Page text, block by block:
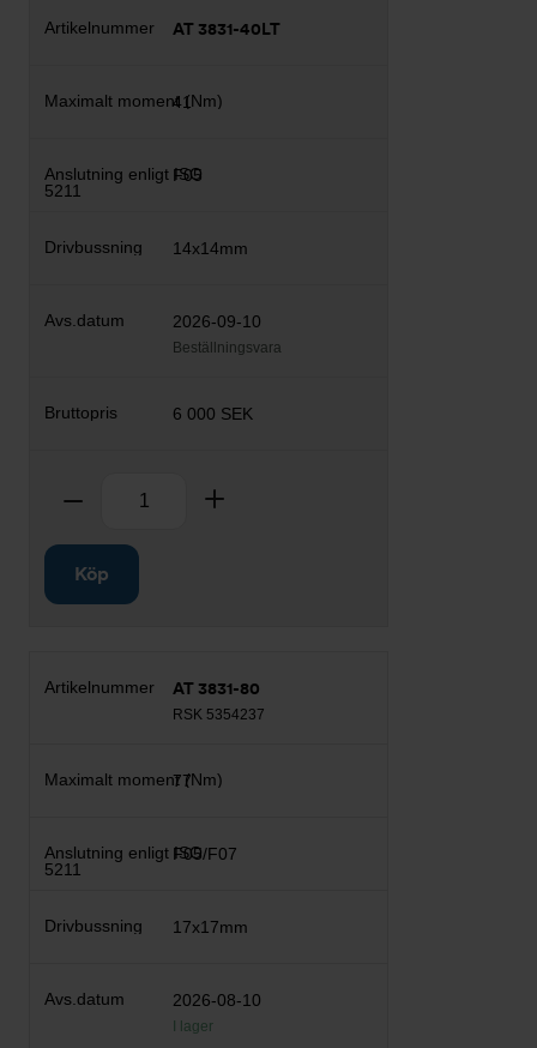
AT 3831-40LT
41
F05
14x14mm
2026-09-10
Beställningsvara
6 000 SEK
Ta bort
Köp
AT 3831-80
RSK 5354237
77
F05/F07
17x17mm
2026-08-10
I lager